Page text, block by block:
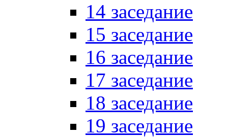
14 заседание
15 заседание
16 заседание
17 заседание
18 заседание
19 заседание